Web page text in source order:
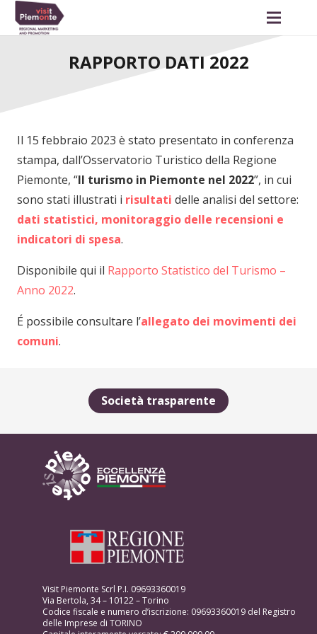
RAPPORTO DATI 2022
Il 15 febbraio 2023 è stato presentato in conferenza
stampa, dall’Osservatorio Turistico della Regione
Piemonte, “Il turismo in Piemonte nel 2022”, in cui
sono stati illustrati i risultati delle analisi del settore:
dati statistici, monitoraggio delle recensioni e
indicatori di spesa.
Disponibile qui il Rapporto Statistico del Turismo –
Anno 2022.
É possibile consultare l’allegato dei movimenti dei
comuni.
Società trasparente
Visit Piemonte Scrl P.I. 09693360019
Via Bertola, 34 – 10122 – Torino
Codice fiscale e numero d’iscrizione: 09693360019 del Registro
delle Imprese di TORINO